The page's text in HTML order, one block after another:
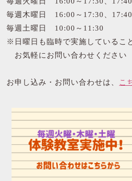
毎週木曜日 16:00～17:30、
毎週土曜日 10:00～11:30
※日曜日も臨時で実施しているこ
お気軽にお問い合わせください
お申し込み・お問い合わせは、 こ